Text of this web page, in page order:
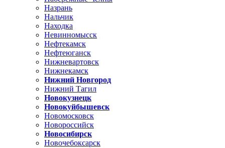
Назрань
Нальчик
Находка
Невинномысск
Нефтекамск
Нефтеюганск
Нижневартовск
Нижнекамск
Нижний Новгород
Нижний Тагил
Новокузнецк
Новокуйбышевск
Новомосковск
Новороссийск
Новосибирск
Новочебоксарск